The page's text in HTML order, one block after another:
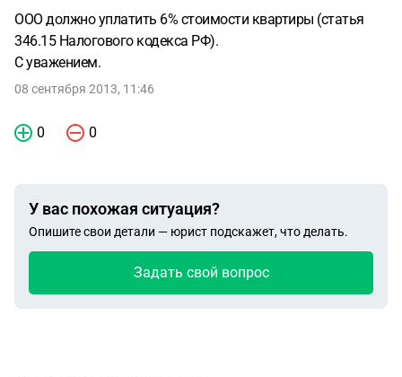
ООО должно уплатить 6% стоимости квартиры (статья
346.15 Налогового кодекса РФ).
С уважением.
08 сентября 2013, 11:46
0 0
У вас похожая ситуация?
Опишите свои детали — юрист подскажет, что делать.
Задать свой вопрос